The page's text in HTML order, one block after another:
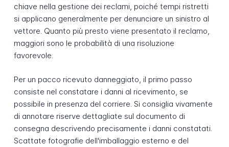
chiave nella gestione dei reclami, poiché tempi ristretti
si applicano generalmente per denunciare un sinistro al
vettore. Quanto più presto viene presentato il reclamo,
maggiori sono le probabilità di una risoluzione
favorevole.
Per un pacco ricevuto danneggiato, il primo passo
consiste nel constatare i danni al ricevimento, se
possibile in presenza del corriere. Si consiglia vivamente
di annotare riserve dettagliate sul documento di
consegna descrivendo precisamente i danni constatati.
Scattate fotografie dell'imballaggio esterno e del